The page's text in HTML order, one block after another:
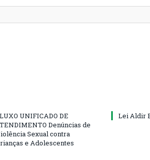
UNIFICADO DE
Denúncias de
Sexual contra
e Adolescentes
Lei Aldir